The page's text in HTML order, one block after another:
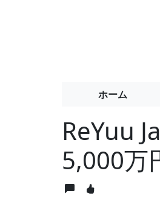
ホーム
ReYuu
5,000万